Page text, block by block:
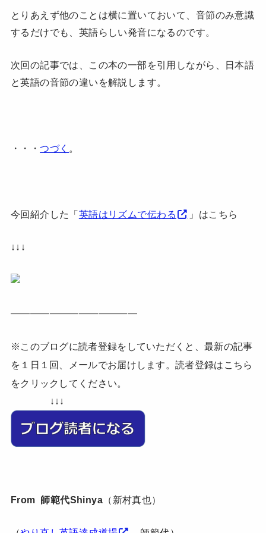
とりあえず他のことは横に置いておいて、音節のみ意識
するだけでも、英語らしい発音になるのです。
次回の記事では、この本の一部を引用しながら、日本語
と英語の音節の違いを解説します。
・・・つづく 。
今回紹介した「英語はリズムで伝わる 」はこちら
↓↓↓
—————————————
※このブログに読者登録をしていただくと、最新の記事
を１日１回、メールでお届けします。読者登録はこちら
をクリックしてください。
↓↓↓
From 師範代Shinya （新村真也）